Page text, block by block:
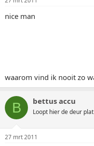
nice man
waarom vind ik nooit zo
B bettus accu
Loopt hier de deur plat
27 mrt 2011